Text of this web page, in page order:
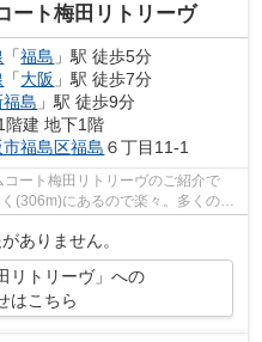
ート梅田リトリーヴ
「福島 」駅 徒歩5分
「大阪 」駅 徒歩7分
福島 」駅 徒歩9分
階建 地下1階
市福島区福島 ６丁目11-1
ート梅田リトリーヴのご紹介で
(306m)にあるので楽々。多くの方
...
ありません。
リトリーヴ」への
はこちら